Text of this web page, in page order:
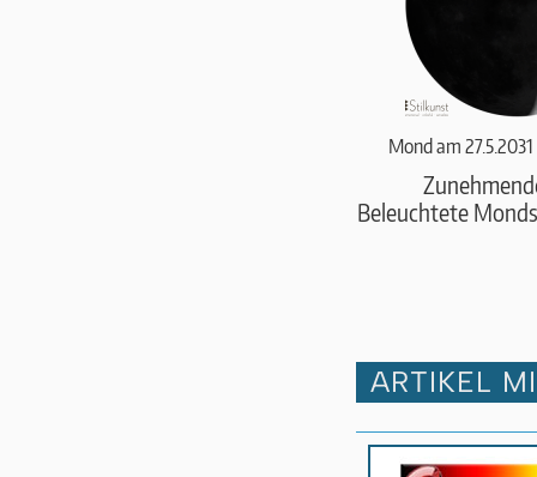
Mond am
Beleuchtete
ARTIKEL